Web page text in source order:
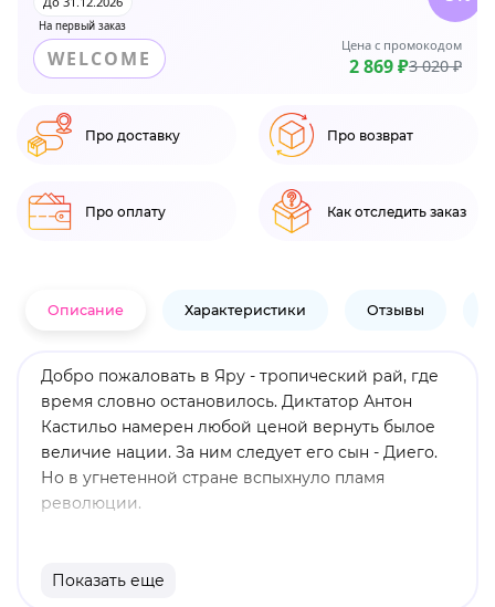
На первый заказ
WELCOME
Цена с промокодом
2 869 ₽3 020 ₽
Про доставку Про возврат
Про оплату Как отследить заказ
Описание Характеристики Отзывы
Добро пожаловать в Яру - тропический рай, где
время словно остановилось. Диктатор Антон
Кастильо намерен любой ценой вернуть былое
величие нации. За ним следует его сын - Диего.
Но в угнетенной стране вспыхнуло пламя
революции.
народ. Сыграйте в полную версию игры в
Показать еще